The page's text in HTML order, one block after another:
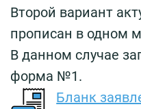
Второй вариант
прописан в одном
В данном случае
форма №1.
Бланк